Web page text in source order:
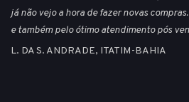
já não vejo a hora de fazer novas
e também pelo ótimo atendimento pós
L. DA S. ANDRADE, ITATIM-BAHIA